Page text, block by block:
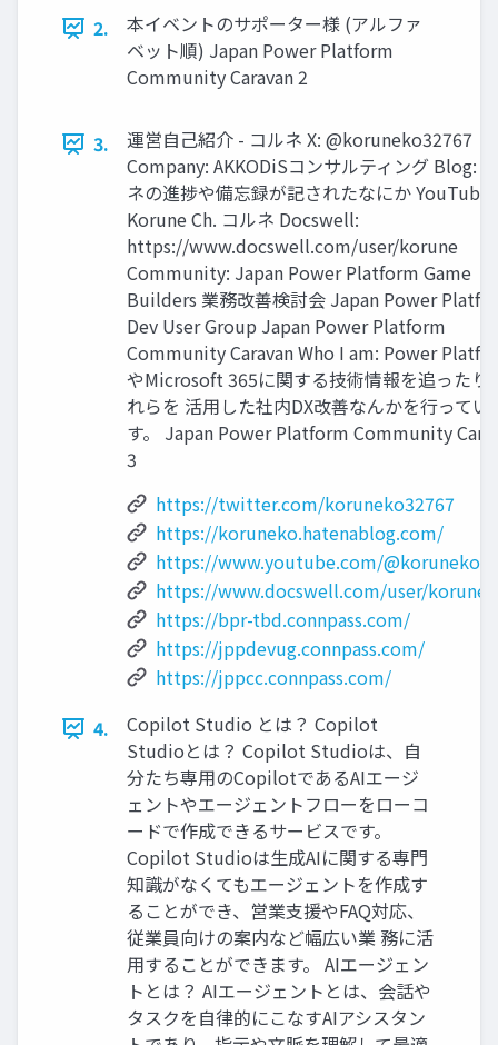
2.
本イベントのサポーター様 (アルファ
ベット順) Japan Power Platform
Community Caravan 2
3.
運営自己紹介 - コルネ X: @koruneko32767
Company: AKKODiSコンサルティング Blog:
ネの進捗や備忘録が記されたなにか YouTube:
Korune Ch. コルネ Docswell:
https://www.docswell.com/user/korune
Community: Japan Power Platform Game
Builders 業務改善検討会 Japan Power
Dev User Group Japan Power Platform
Community Caravan Who I am: Power
やMicrosoft 365に関する技術情報を追ったり
れらを 活用した社内DX改善なんかを行ってい
す。 Japan Power Platform Community
3
https://twitter.com/koruneko32767
https://koruneko.hatenablog.com/
https://www.youtube.com/
https://www.docswell.com/user/korune
https://bpr-tbd.connpass.com/
https://jppdevug.connpass.com/
https://jppcc.connpass.com/
4.
Copilot Studio とは？ Copilot
Studioとは？ Copilot Studioは、自
分たち専用のCopilotであるAIエージ
ェントやエージェントフローをローコ
ードで作成できるサービスです。
Copilot Studioは生成AIに関する専門
知識がなくてもエージェントを作成す
ることができ、営業支援やFAQ対応、
従業員向けの案内など幅広い業 務に活
用することができます。 AIエージェン
トとは？ AIエージェントとは、会話や
タスクを自律的にこなすAIアシスタン